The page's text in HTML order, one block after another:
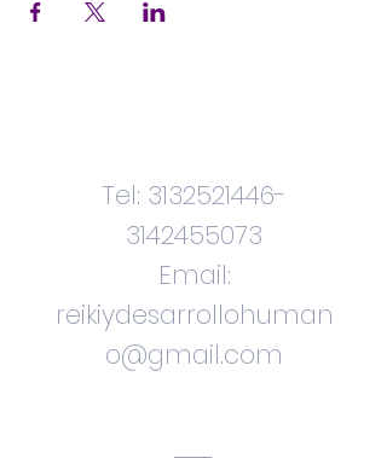
Tel: 3132521446-
3142455073
Email:
reikiydesarrollohuman
o@gmail.com